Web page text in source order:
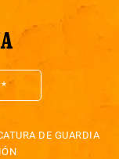
DE GUARDIA